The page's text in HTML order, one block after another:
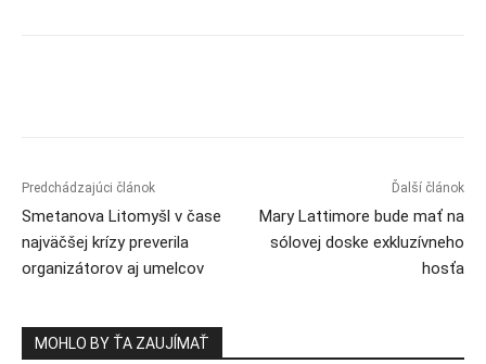
Predchádzajúci článok
Smetanova Litomyšl v čase
najväčšej krízy preverila
organizátorov aj umelcov
Ďalší článok
Mary Lattimore bude mať na
sólovej doske exkluzívneho
hosťa
MOHLO BY ŤA ZAUJÍMAŤ